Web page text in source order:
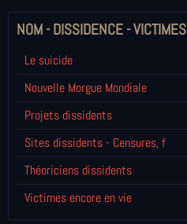
NOM - DISSIDENCE - VICTIMES
Le suicide
Nouvelle Morgue Mondiale
Projets dissidents
Sites dissidents - Censures, f
Théoriciens dissidents
Victimes encore en vie